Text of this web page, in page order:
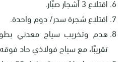
اقتلاع شجرة سدر/ دوم واحدة.
تقريبًا، مع سياج فولاذي حاد